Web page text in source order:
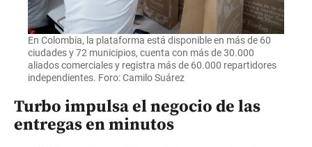
En Colombia, la plataforma está disponible en más de 60
ciudades y 72 municipios, cuenta con más de 30.000
aliados comerciales y registra más de 60.000 repartidores
independientes. Foro: Camilo Suárez
Turbo impulsa el negocio de las
entregas en minutos